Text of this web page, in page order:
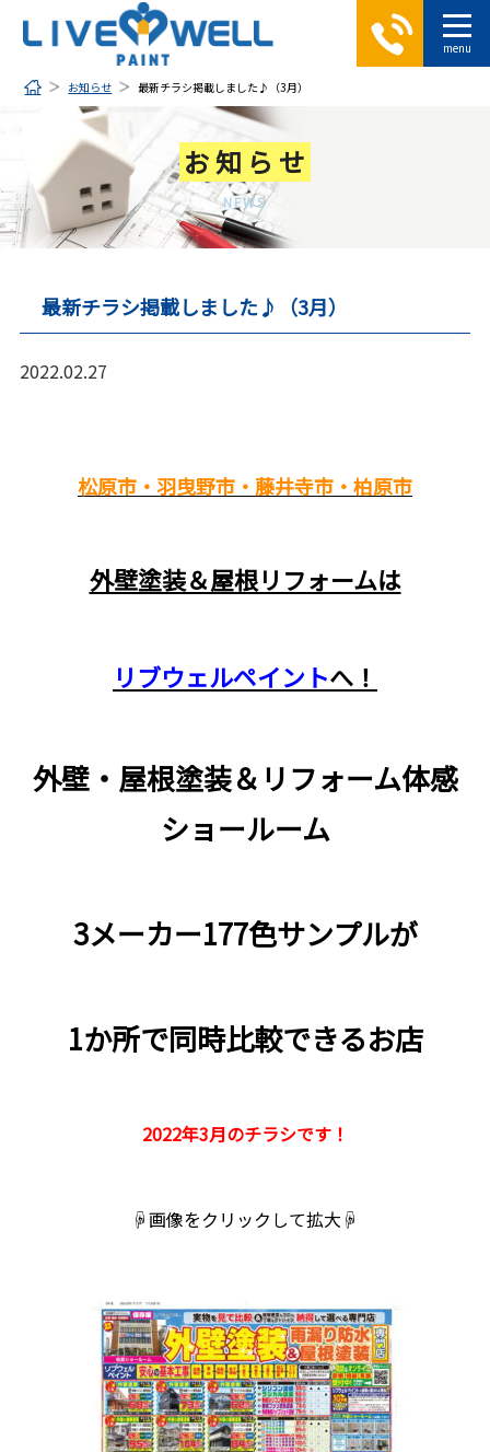
お知らせ 最新チラシ掲載しました♪（3月）
お知らせ
NEWS
最新チラシ掲載しました♪（3月）
2022.02.27
松原市・羽曳野市・藤井寺市・柏原市
外壁塗装＆屋根リフォームは
リブウェルペイントへ！
外壁・屋根塗装＆リフォーム体感
ショールーム
3メーカー177色サンプルが
1か所で同時比較できるお店
2022年3月のチラシです！
☟画像をクリックして拡大☟